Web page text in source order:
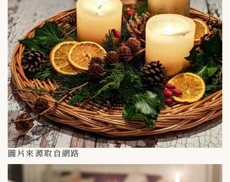
圖片來源取自網路